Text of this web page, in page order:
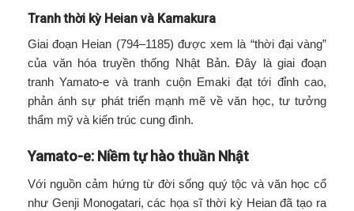
Tranh thời kỳ Heian và Kamakura
Giai đoạn Heian (794–1185) được xem là “thời đại vàng”
của văn hóa truyền thống Nhật Bản. Đây là giai đoạn
tranh Yamato-e và tranh cuộn Emaki đạt tới đỉnh cao,
phản ánh sự phát triển mạnh mẽ về văn học, tư tưởng
thẩm mỹ và kiến trúc cung đình.
Yamato-e: Niềm tự hào thuần Nhật
Với nguồn cảm hứng từ đời sống quý tộc và văn học cổ
như Genji Monogatari, các họa sĩ thời kỳ Heian đã tạo ra